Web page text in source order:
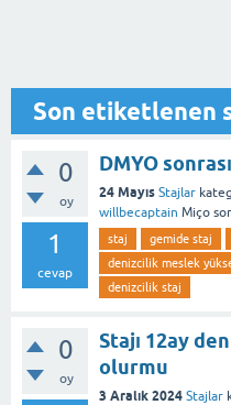
Son etiketlenen
0
oy
1
cevap
DMYO
24 Mayıs Stajlar
willbecaptain Miço
staj gemide staj
denizcilik meslek
denizcilik staj
0
oy
Stajı 12ay
olurmu
3 Aralık 2024 Stajlar